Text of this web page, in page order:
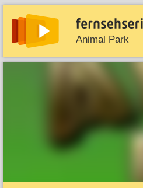
Animal Park
News Entdecken